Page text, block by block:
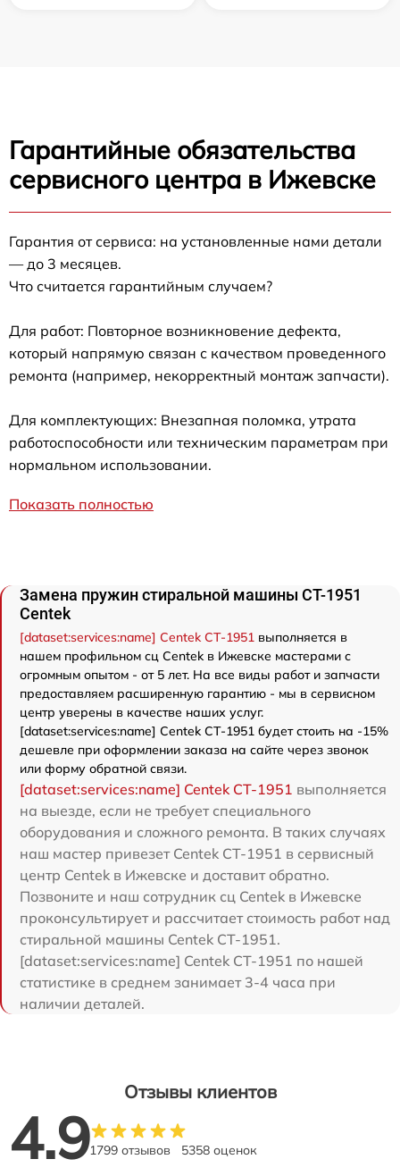
Гарантийные обязательства
сервисного центра в Ижевске
Гарантия от сервиса: на установленные нами детали
— до 3 месяцев.
Что считается гарантийным случаем?
Для работ: Повторное возникновение дефекта,
который напрямую связан с качеством проведенного
ремонта (например, некорректный монтаж запчасти).
Для комплектующих: Внезапная поломка, утрата
работоспособности или техническим параметрам при
нормальном использовании.
Показать полностью
Замена пружин стиральной машины CT-1951
Centek
[dataset:services:name] Centek CT-1951 выполняется в
нашем профильном сц Centek в Ижевске мастерами с
огромным опытом - от 5 лет. На все виды работ и запчасти
предоставляем расширенную гарантию - мы в сервисном
центр уверены в качестве наших услуг.
[dataset:services:name] Centek CT-1951 будет стоить на -15%
дешевле при оформлении заказа на сайте через звонок
или форму обратной связи.
[dataset:services:name] Centek CT-1951 выполняется
на выезде, если не требует специального
оборудования и сложного ремонта. В таких случаях
наш мастер привезет Centek CT-1951 в сервисный
центр Centek в Ижевске и доставит обратно.
Позвоните и наш сотрудник сц Centek в Ижевске
проконсультирует и рассчитает стоимость работ над
стиральной машины Centek CT-1951.
[dataset:services:name] Centek CT-1951 по нашей
статистике в среднем занимает 3-4 часа при
наличии деталей.
Отзывы клиентов
4.91799 отзывов 5358 оценок